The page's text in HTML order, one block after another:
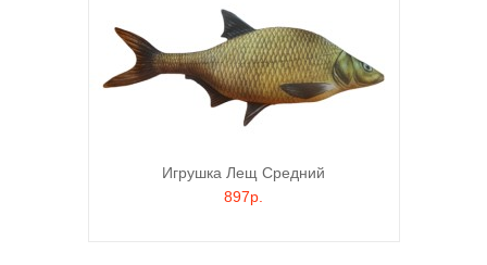
Игрушка Лещ Средний
897р.